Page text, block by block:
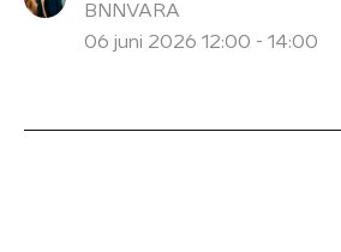
BNNVARA
06 juni 2026 12:00 - 14:00